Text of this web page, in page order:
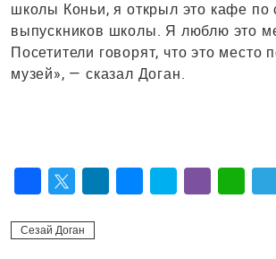
школы Коньи, я открыл это кафе по
выпускников школы. Я люблю это
Посетители говорят, что это место
музей», — сказал Доган.
Сезай Доган